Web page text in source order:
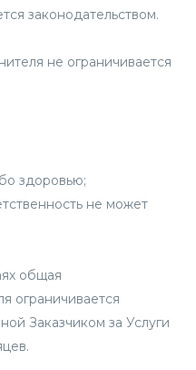
законодательством.
не ограничивается
здоровью;
не может
общая
ограничивается
Заказчиком за Услуги